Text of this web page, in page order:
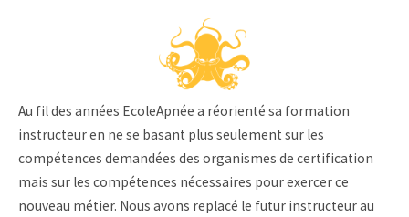
Au fil des années EcoleApnée a réorienté sa formation
instructeur en ne se basant plus seulement sur les
compétences demandées des organismes de certification
mais sur les compétences nécessaires pour exercer ce
nouveau métier. Nous avons replacé le futur instructeur au